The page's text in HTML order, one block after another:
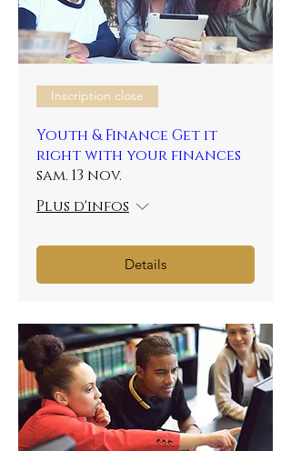
Inscription close
Youth & Finance Get it
right with your finances
sam. 13 nov.
Plus d'infos
Details